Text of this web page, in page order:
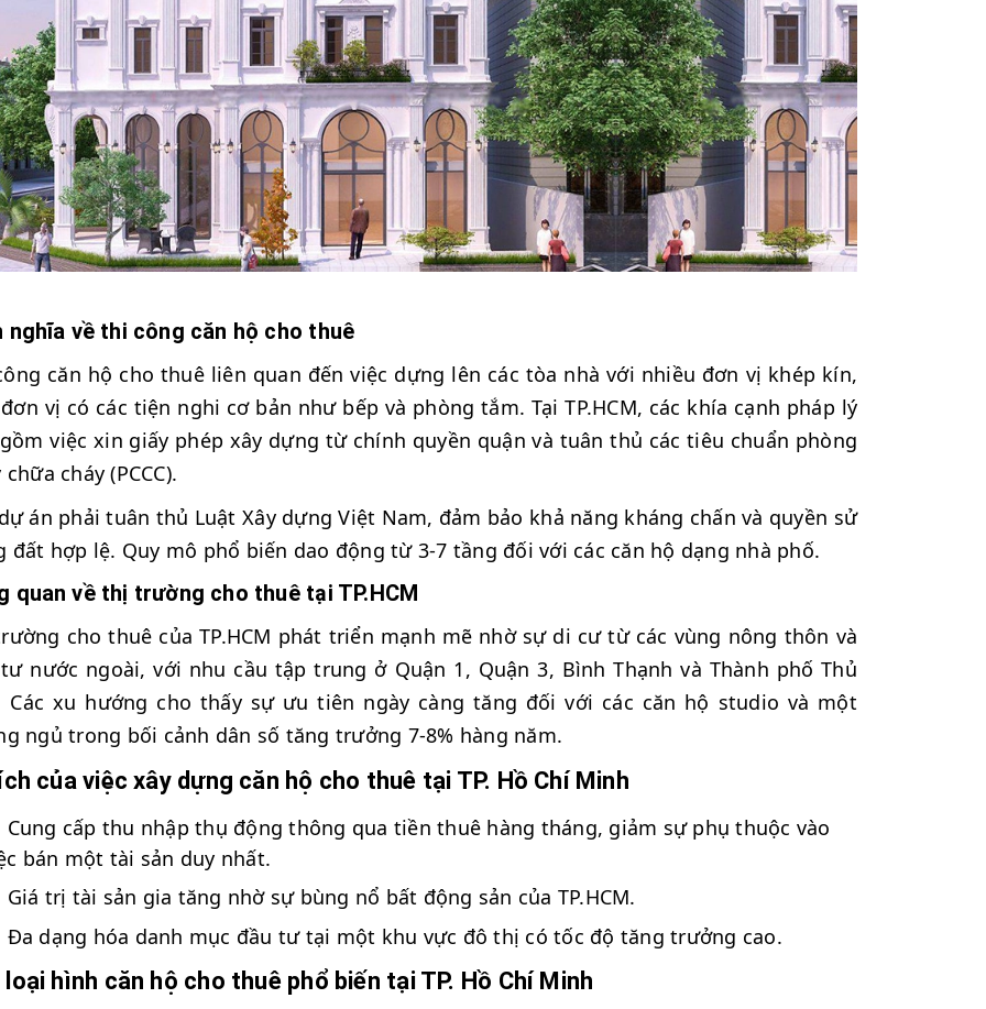
nghĩa về thi công căn hộ cho thuê
căn hộ cho thuê liên quan đến việc dựng lên các tòa nhà với nhiều đơn vị khép kín,
vị có các tiện nghi cơ bản như bếp và phòng tắm. Tại TP.HCM, các khía cạnh pháp lý
việc xin giấy phép xây dựng từ chính quyền quận và tuân thủ các tiêu chuẩn phòng
cháy (PCCC).
án phải tuân thủ Luật Xây dựng Việt Nam, đảm bảo khả năng kháng chấn và quyền sử
đất hợp lệ. Quy mô phổ biến dao động từ 3-7 tầng đối với các căn hộ dạng nhà phố.
quan về thị trường cho thuê tại TP.HCM
cho thuê của TP.HCM phát triển mạnh mẽ nhờ sự di cư từ các vùng nông thôn và
nước ngoài, với nhu cầu tập trung ở Quận 1, Quận 3, Bình Thạnh và Thành phố Thủ
Các xu hướng cho thấy sự ưu tiên ngày càng tăng đối với các căn hộ studio và một
ngủ trong bối cảnh dân số tăng trưởng 7-8% hàng năm.
của việc xây dựng căn hộ cho thuê tại TP. Hồ Chí Minh
Cung cấp thu nhập thụ động thông qua tiền thuê hàng tháng, giảm sự phụ thuộc vào
bán một tài sản duy nhất.
Giá trị tài sản gia tăng nhờ sự bùng nổ bất động sản của TP.HCM.
Đa dạng hóa danh mục đầu tư tại một khu vực đô thị có tốc độ tăng trưởng cao.
loại hình căn hộ cho thuê phổ biến tại TP. Hồ Chí Minh